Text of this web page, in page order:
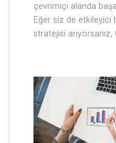
çevrimiçi alanda
Eğer siz de etkileyici
stratejisi arıyorsanız,